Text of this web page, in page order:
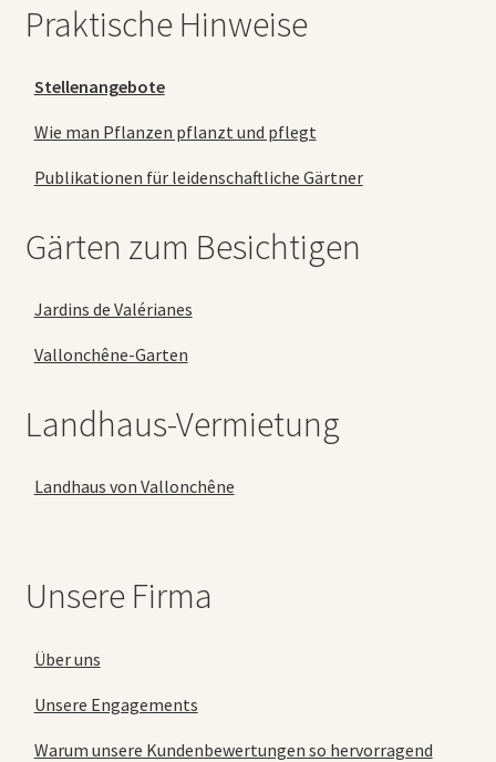
Praktische Hinweise
Stellenangebote
Wie man Pflanzen pflanzt und pflegt
Publikationen für leidenschaftliche Gärtner
Gärten zum Besichtigen
Jardins de Valérianes
Vallonchêne-Garten
Landhaus-Vermietung
Landhaus von Vallonchêne
Unsere Firma
Über uns
Unsere Engagements
Warum unsere Kundenbewertungen so hervorragend